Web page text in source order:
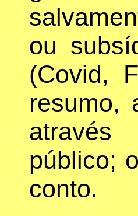
ou
(Covid,
resumo,
público;
conto.